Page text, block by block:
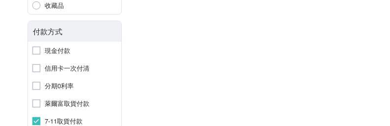
收藏品
付款方式
現金付款
信用卡一次付清
分期0利率
萊爾富取貨付款
7-11取貨付款